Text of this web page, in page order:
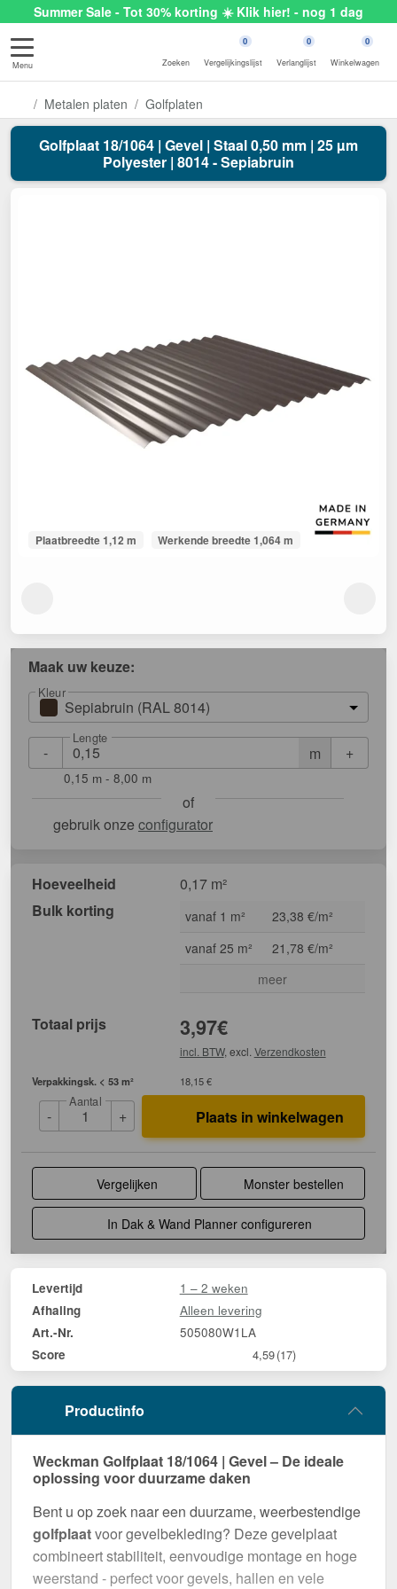
Summer Sale - Tot 30% korting ☀️ Klik hier! - nog 1 dag
Menu Zoeken
0
Vergelijkingslijst
0
Verlanglijst
0
Winkelwagen
Metalen platen Golfplaten
Golfplaat 18/1064 | Gevel | Staal 0,50 mm | 25 µm
Polyester | 8014 - Sepiabruin
Plaatbreedte 1,12 m Werkende breedte 1,064 m
Maak uw keuze:
Kleur
Sepiabruin (RAL 8014)
- m
Lengte
+
0,15 m - 8,00 m
of
gebruik onze configurator
Hoeveelheid
0,17 m²
Bulk korting
vanaf 1 m²
23,38 €/m²
vanaf 25 m²
21,78 €/m²
meer
Totaal prijs 3,97€
incl. BTW, excl. Verzendkosten
Verpakkingsk. < 53 m² 18,15 €
-
Aantal
+ Plaats in winkelwagen
Vergelijken Monster bestellen
In Dak & Wand Planner configureren
Levertijd 1 – 2 weken
Afhaling Alleen levering
Art.-Nr. 505080W1LA
Score 4,59(17)
Productinfo
Weckman Golfplaat 18/1064 | Gevel – De ideale
oplossing voor duurzame daken
Bent u op zoek naar een duurzame, weerbestendige
golfplaatvoor gevelbekleding? Deze gevelplaat
combineert stabiliteit, eenvoudige montage en hoge
weerstand - perfect voor gevels, hallen en vele